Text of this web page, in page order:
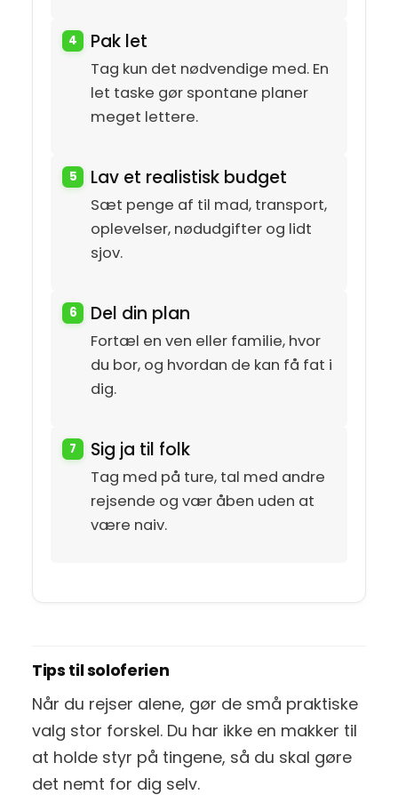
Pak let
Tag kun det nødvendige med. En
let taske gør spontane planer
meget lettere.
Lav et realistisk budget
Sæt penge af til mad, transport,
oplevelser, nødudgifter og lidt
sjov.
Del din plan
Fortæl en ven eller familie, hvor
du bor, og hvordan de kan få fat i
dig.
Sig ja til folk
Tag med på ture, tal med andre
rejsende og vær åben uden at
være naiv.
Tips til soloferien
Når du rejser alene, gør de små praktiske
valg stor forskel. Du har ikke en makker til
at holde styr på tingene, så du skal gøre
det nemt for dig selv.